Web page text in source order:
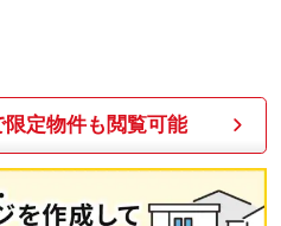
定物件も閲覧可能